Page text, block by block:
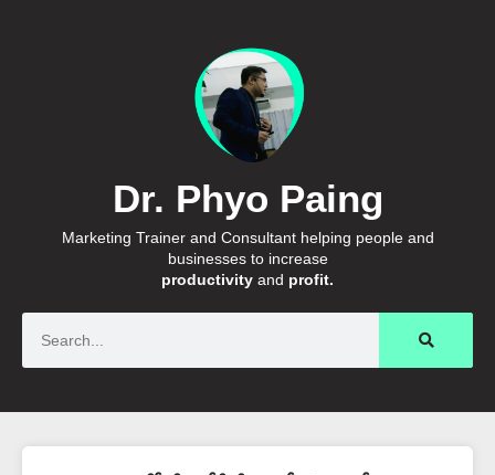
Dr. Phyo Paing
Marketing Trainer and Consultant helping people and
businesses to increase
productivity and profit.